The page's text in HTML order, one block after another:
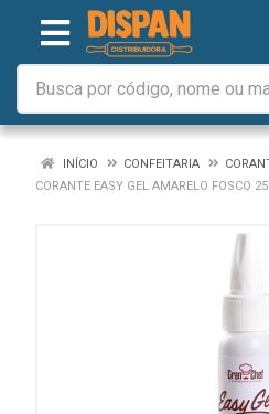
INÍCIO CONFEITARIA
CORANTE EASY GEL AMARELO FOSCO